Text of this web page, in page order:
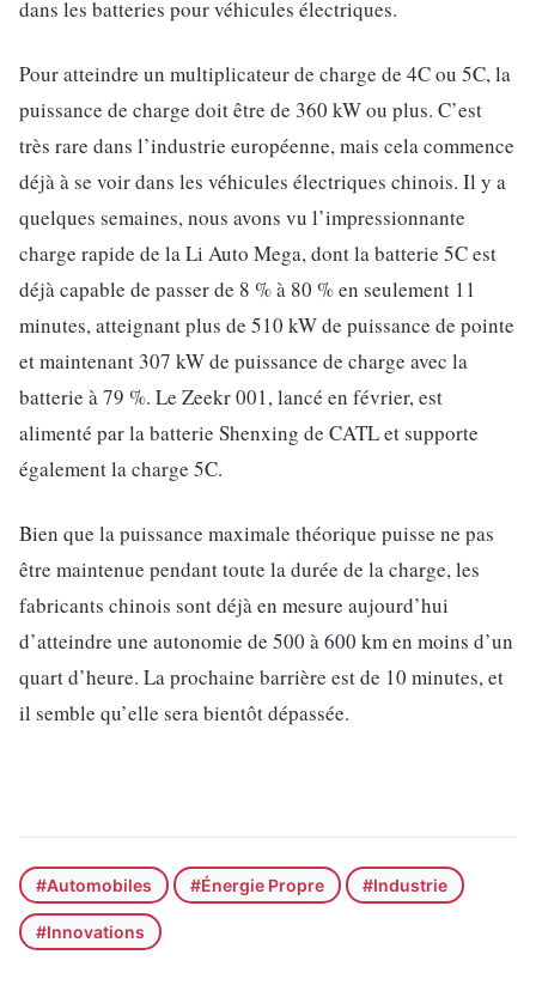
dans les batteries pour véhicules électriques.
Pour atteindre un multiplicateur de charge de 4C ou 5C, la
puissance de charge doit être de 360 kW ou plus. C’est
très rare dans l’industrie européenne, mais cela commence
déjà à se voir dans les véhicules électriques chinois. Il y a
quelques semaines, nous avons vu l’impressionnante
charge rapide de la Li Auto Mega, dont la batterie 5C est
déjà capable de passer de 8 % à 80 % en seulement 11
minutes, atteignant plus de 510 kW de puissance de pointe
et maintenant 307 kW de puissance de charge avec la
batterie à 79 %. Le Zeekr 001, lancé en février, est
alimenté par la batterie Shenxing de CATL et supporte
également la charge 5C.
Bien que la puissance maximale théorique puisse ne pas
être maintenue pendant toute la durée de la charge, les
fabricants chinois sont déjà en mesure aujourd’hui
d’atteindre une autonomie de 500 à 600 km en moins d’un
quart d’heure. La prochaine barrière est de 10 minutes, et
il semble qu’elle sera bientôt dépassée.
#Automobiles #Énergie Propre #Industrie
#Innovations